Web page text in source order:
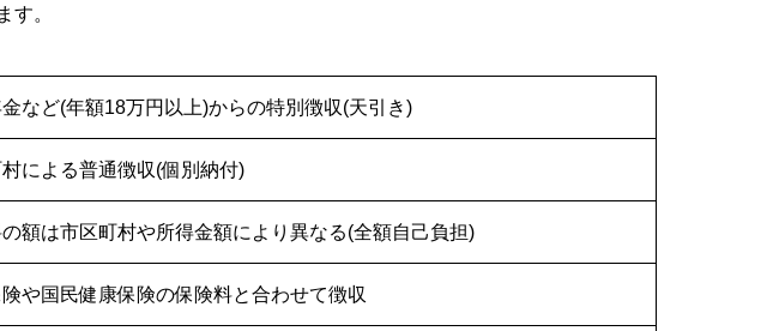
す。
など(年額18万円以上)からの特別徴収(天引き)
による普通徴収(個別納付)
額は市区町村や所得金額により異なる(全額自己負担)
や国民健康保険の保険料と合わせて徴収